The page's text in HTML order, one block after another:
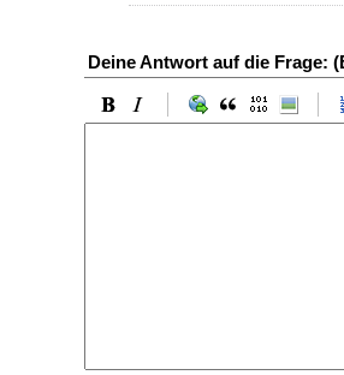
Deine Antwort auf die Frage: